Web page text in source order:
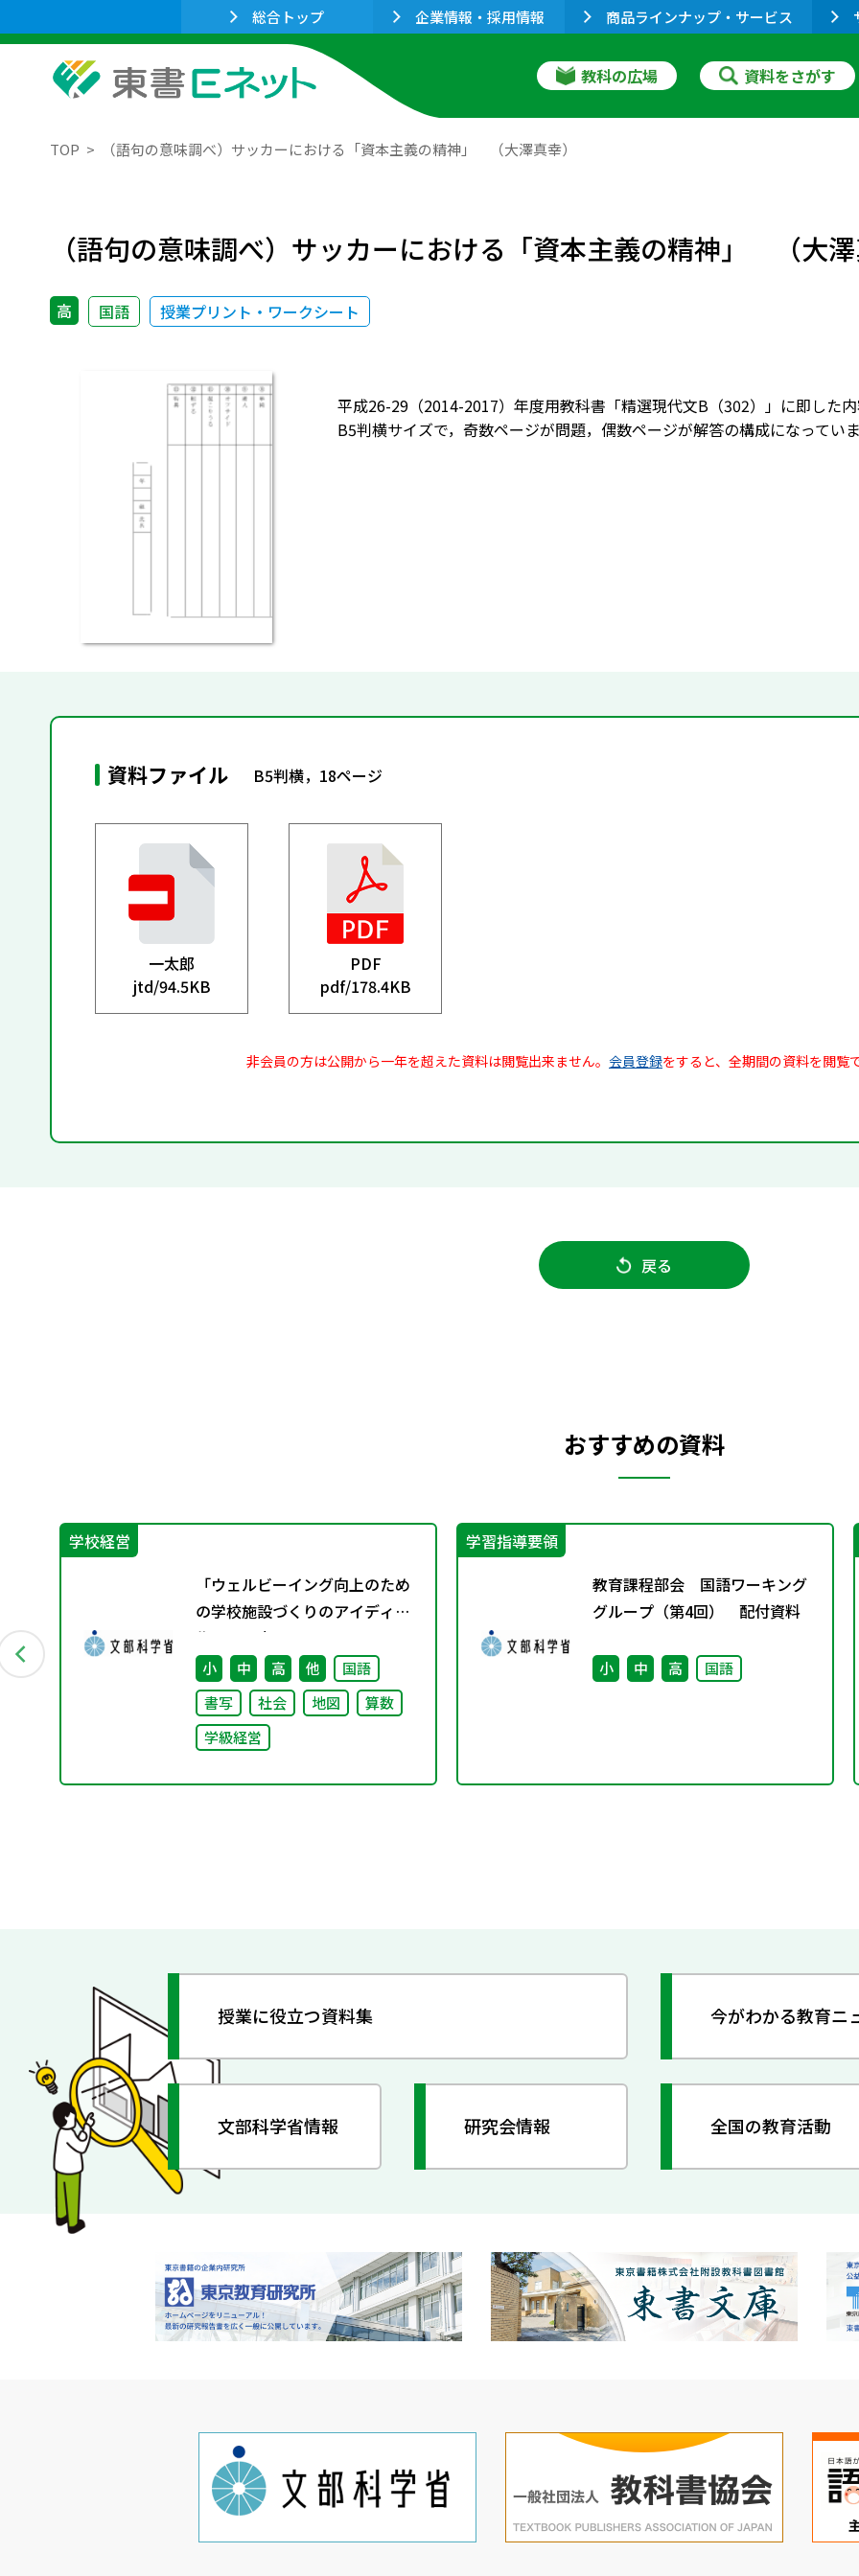
総合トップ 企業情報・採用情報 商品ラインナップ・サービス
教科の広場 資料をさがす
TOP （語句の意味調べ）サッカーにおける「資本主義の精神」 （大澤真幸）
（語句の意味調べ）サッカーにおける「資本主義の精神」 （大澤
高 国語 授業プリント・ワークシート
平成26-29（2014-2017）年度用教科書「精選現代文B（302）」に即した
B5判横サイズで，奇数ページが問題，偶数ページが解答の構成になってい
資料ファイル B5判横，18ページ
一太郎
jtd/94.5KB
PDF
pdf/178.4KB
非会員の方は公開から一年を超えた資料は閲覧出来ません。 会員登録をすると、全期間の資料を閲覧
戻る
おすすめの資料
学校経営
「ウェルビーイング向上のため
の学校施設づくりのアイディア
集」の公表について
小 中 高 他
国語
書写
社会 地図
算数
学級経営
学習指導要領
教育課程部会 国語ワーキング
グループ（第4回） 配付資料
小 中 高 国語
授業に役立つ資料集 今がわかる教育ニ
文部科学省情報 研究会情報 全国の教育活動